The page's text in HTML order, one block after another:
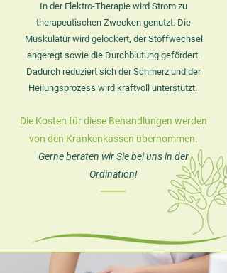
In der Elektro-Therapie wird Strom zu
therapeutischen Zwecken genutzt. Die
Muskulatur wird gelockert, der Stoffwechsel
angeregt sowie die Durchblutung gefördert.
Dadurch reduziert sich der Schmerz und der
Heilungsprozess wird kraftvoll unterstützt.
Die Kosten für diese Behandlungen werden
von den Krankenkassen übernommen.
Gerne beraten wir Sie bei uns in der
Ordination!